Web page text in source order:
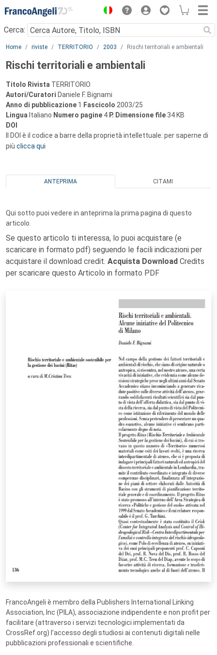
Menu
Cerca:
Main content
Home riviste TERRITORIO 2003 Rischi territoriali e ambientali
Rischi territoriali e ambientali
Titolo Rivista TERRITORIO
Autori/Curatori Daniele F. Bignami
Anno di pubblicazione 1 Fascicolo 2003/25
Lingua Italiano Numero pagine 4 P. Dimensione file 34 KB
DOI
Il DOI è il codice a barre della proprietà intellettuale: per saperne di
più clicca qui
ANTEPRIMA CITAMI
Qui sotto puoi vedere in anteprima la prima pagina di questo
articolo.
Se questo articolo ti interessa, lo puoi acquistare (e
scaricare in formato pdf) seguendo le facili indicazioni per
acquistare il download credit. Acquista Download Credits
per scaricare questo Articolo in formato PDF
FrancoAngeli è membro della Publishers International Linking
Association, Inc (PILA), associazione indipendente e non profit per
facilitare (attraverso i servizi tecnologici implementati da
CrossRef.org) l’accesso degli studiosi ai contenuti digitali nelle
pubblicazioni professionali e scientifiche.